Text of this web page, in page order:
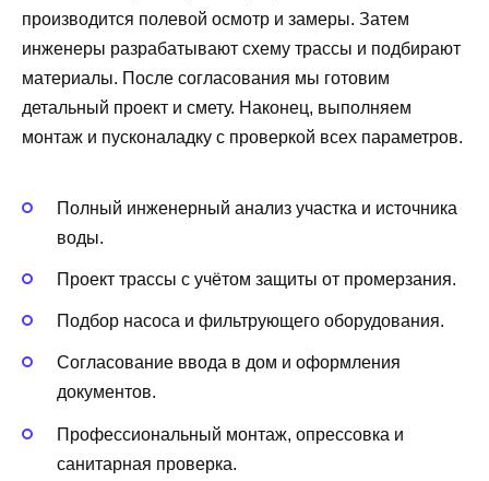
производится полевой осмотр и замеры. Затем
инженеры разрабатывают схему трассы и подбирают
материалы. После согласования мы готовим
детальный проект и смету. Наконец, выполняем
монтаж и пусконаладку с проверкой всех параметров.
Полный инженерный анализ участка и источника
воды.
Проект трассы с учётом защиты от промерзания.
Подбор насоса и фильтрующего оборудования.
Согласование ввода в дом и оформления
документов.
Профессиональный монтаж, опрессовка и
санитарная проверка.